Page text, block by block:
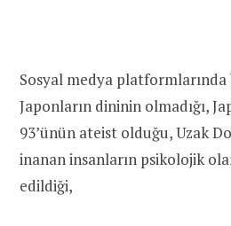
Sosyal medya platformlarında
Japonların dininin olmadığı,
93’ünün ateist olduğu, Uzak
inanan insanların psikolojik
edildiği,